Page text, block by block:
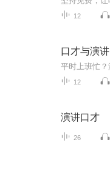
12
口才与演讲
12
演讲口才
26